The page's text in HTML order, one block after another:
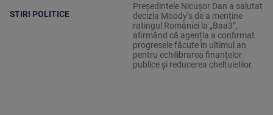
STIRI POLITICE
Președintele Nicușor Dan a salutat
decizia Moody’s de a menține
ratingul României la „Baa3”,
afirmând că agenția a confirmat
progresele făcute în ultimul an
pentru echilibrarea finanțelor
publice și reducerea cheltuielilor.